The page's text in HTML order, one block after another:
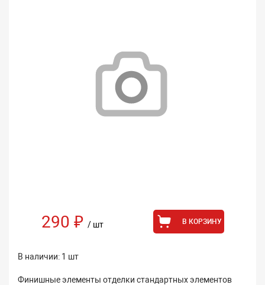
290 ₽ / шт В КОРЗИНУ
В наличии: 1 шт
Финишные элементы отделки стандартных элементов